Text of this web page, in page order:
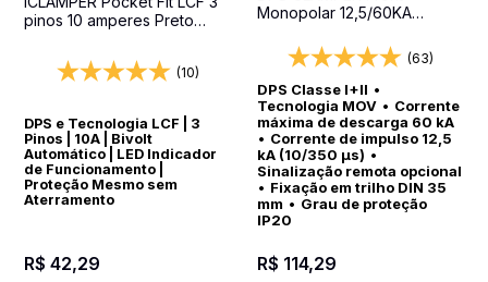
pinos 10 amperes Preto
(10)
DPS e Tecnologia LCF | 3
Pinos | 10A | Bivolt
Automático | LED Indicador
de Funcionamento |
Proteção Mesmo sem
Aterramento
R$ 42,29
Monopolar 12,5/60KA
surtos para quadros
elétricos
(63)
DPS Classe I+II •
Tecnologia MOV• Corrente
máxima de descarga 60 kA
• Corrente de impulso 12,5
kA (10/350 µs) •
Sinalização remota opcional
• Fixação em trilho DIN 35
mm • Grau de proteção
IP20
R$ 114,29